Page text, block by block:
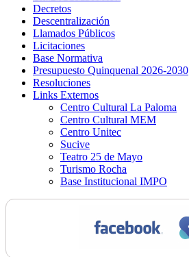
Decretos
Descentralización
Llamados Públicos
Licitaciones
Base Normativa
Presupuesto Quinquenal 2026-2030
Resoluciones
Links Externos
Centro Cultural La Paloma
Centro Cultural MEM
Centro Unitec
Sucive
Teatro 25 de Mayo
Turismo Rocha
Base Institucional IMPO